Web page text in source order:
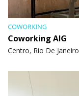
COWORKING
Coworking AIG
Centro, Rio De Janeiro